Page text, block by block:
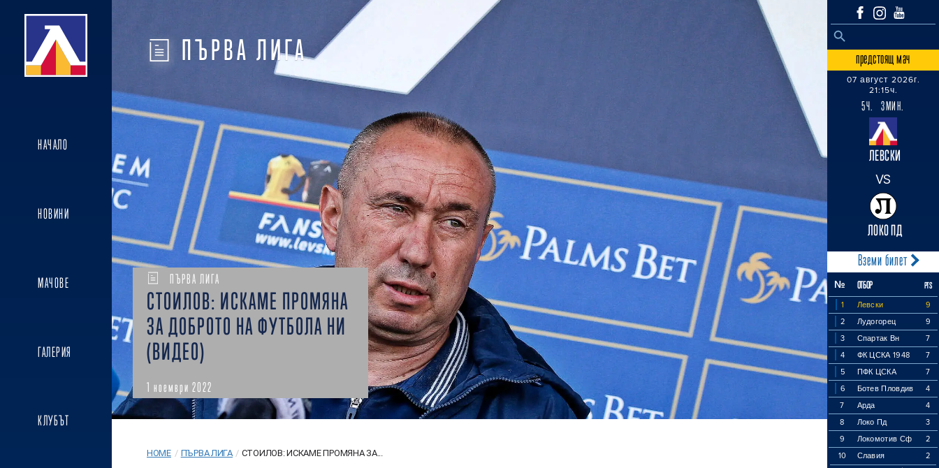
НАЧАЛО
НОВИНИ
МАЧОВЕ
ГАЛЕРИЯ
КЛУБЪТ
Search
SEARCH BUTTON
предстоящ мач
07 август 2026г.
21:15ч.
5Ч. 3МИН.
ЛЕВСКИ
VS
ЛОКО ПД
Вземи билет
№ ОТБОР PTS
1 Левски
9
2
Лудогорец
9
3
Спартак Вн
7
4
ФК ЦСКА 1948
7
5
ПФК ЦСКА
7
6
Ботев Пловдив
4
7
Арда
4
8
Локо Пд
3
9
Локомотив Сф
2
10
Славия 2
ПЪРВА ЛИГА
ПЪРВА ЛИГА
СТОИЛОВ: ИСКАМЕ ПРОМЯНА
ЗА ДОБРОТО НА ФУТБОЛА НИ
(ВИДЕО)
1 ноември 2022
HOME / ПЪРВА ЛИГА / СТОИЛОВ: ИСКАМЕ ПРОМЯНА ЗА...